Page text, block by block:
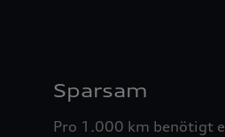
Sparsam
Pro 1.000 km benötigt